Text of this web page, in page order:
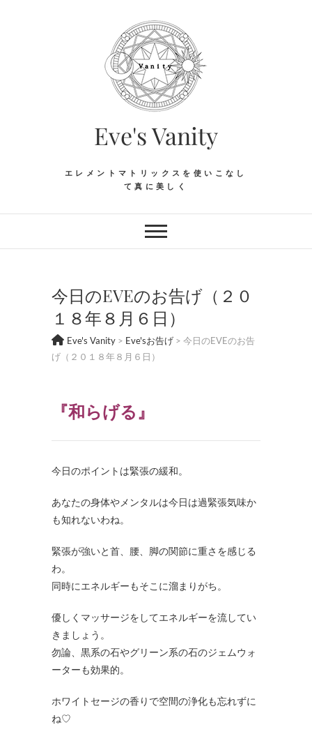
Eve's Vanity
エレメントマトリックスを使いこなし
て真に美しく
今日のEVEのお告げ（２０
１８年８月６日）
Eve's Vanity > Eve'sお告げ > 今日のEVEのお告
げ（２０１８年８月６日）
『和らげる』
今日のポイントは緊張の緩和。
あなたの身体やメンタルは今日は過緊張気味か
も知れないわね。
緊張が強いと首、腰、脚の関節に重さを感じる
わ。
同時にエネルギーもそこに溜まりがち。
優しくマッサージをしてエネルギーを流してい
きましょう。
勿論、黒系の石やグリーン系の石のジェムウォ
ーターも効果的。
ホワイトセージの香りで空間の浄化も忘れずに
ね♡